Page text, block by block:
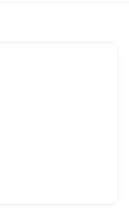
liefde, rust en geduld
jullie.